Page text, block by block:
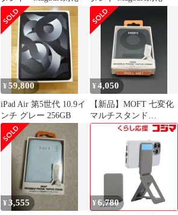
¥59,800
iPad Air 第5世代 10.9イ
ンチ グレー 256GB
¥4,050
【新品】MOFT 七変化
マルチスタンド
MagSafeジェットブラッ
¥3,555 ¥ 6,780